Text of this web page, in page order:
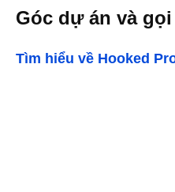
Góc dự án và
Tìm hiểu về Hooked